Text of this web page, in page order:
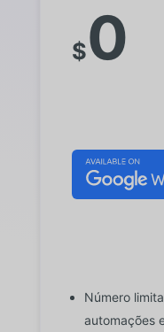
$0
Número
automações